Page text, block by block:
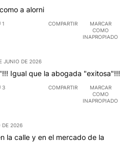
a alorni
1 COMPARTIR
MARCAR
COMO
INAPROPIADO
JUNIO DE 2026
Igual que la abogada "exitosa"!!!
3 COMPARTIR
MARCAR
COMO
INAPROPIADO
DE 2026
la calle y en el mercado de la